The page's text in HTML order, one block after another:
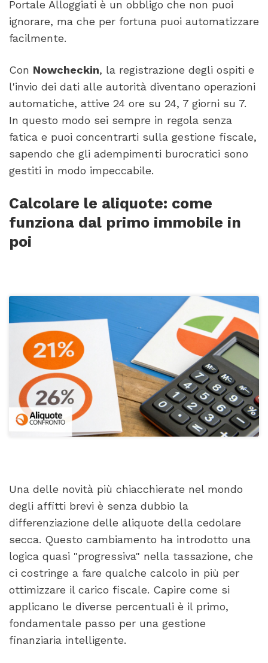
Portale Alloggiati è un obbligo che non puoi
ignorare, ma che per fortuna puoi automatizzare
facilmente.
Con Nowcheckin, la registrazione degli ospiti e
l'invio dei dati alle autorità diventano operazioni
automatiche, attive 24 ore su 24, 7 giorni su 7.
In questo modo sei sempre in regola senza
fatica e puoi concentrarti sulla gestione fiscale,
sapendo che gli adempimenti burocratici sono
gestiti in modo impeccabile.
Calcolare le aliquote: come
funziona dal primo immobile in
poi
Una delle novità più chiacchierate nel mondo
degli affitti brevi è senza dubbio la
differenziazione delle aliquote della cedolare
secca. Questo cambiamento ha introdotto una
logica quasi "progressiva" nella tassazione, che
ci costringe a fare qualche calcolo in più per
ottimizzare il carico fiscale. Capire come si
applicano le diverse percentuali è il primo,
fondamentale passo per una gestione
finanziaria intelligente.